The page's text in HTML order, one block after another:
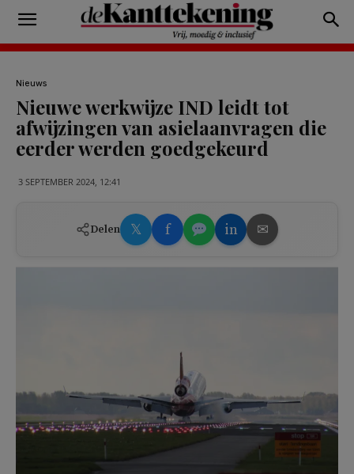
Nieuws
Nieuwe werkwijze IND leidt tot
afwijzingen van asielaanvragen die
eerder werden goedgekeurd
3 SEPTEMBER 2024, 12:41
Delen 𝕏 f in ✉